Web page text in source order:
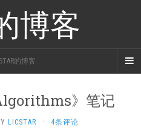
博客
的博客
》笔记
LICSTAR · 4条评论